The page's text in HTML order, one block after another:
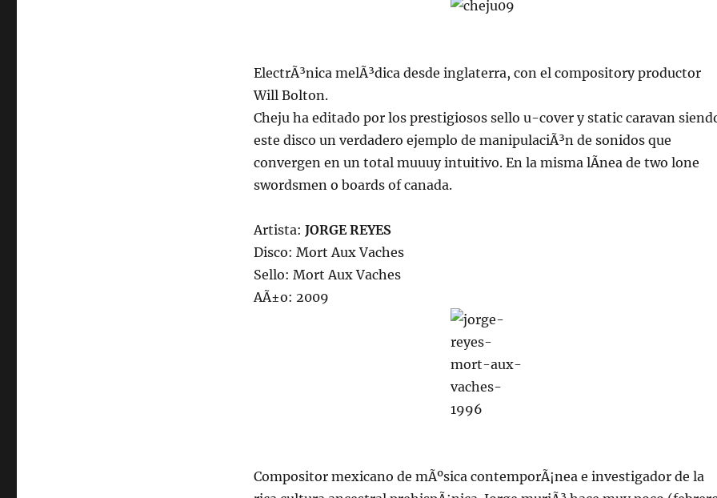
ElectrÃ³nica melÃ³dica desde inglaterra, con el compository productor
Will Bolton.
Cheju ha editado por los prestigiosos sello u-cover y static caravan
este disco un verdadero ejemplo de manipulaciÃ³n de sonidos que
convergen en un total muuuy intuitivo. En la misma lÃ­nea de two lone
swordsmen o boards of canada.
Artista: JORGE REYES
Disco: Mort Aux Vaches
Sello: Mort Aux Vaches
AÃ±o: 2009
Compositor mexicano de mÃºsica contemporÃ¡nea e investigador de la